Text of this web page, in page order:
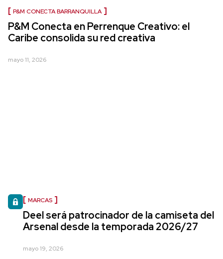
P&M CONECTA BARRANQUILLA
P&M Conecta en Perrenque Creativo: el
Caribe consolida su red creativa
mayo 11, 2026
MARCAS
Deel será patrocinador de la camiseta del
Arsenal desde la temporada 2026/27
mayo 19, 2026